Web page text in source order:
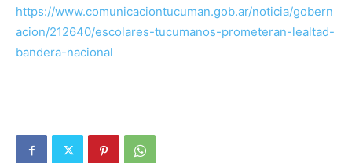
https://www.comunicaciontucuman.gob.ar/noticia/gobern
acion/212640/escolares-tucumanos-prometeran-lealtad-
bandera-nacional